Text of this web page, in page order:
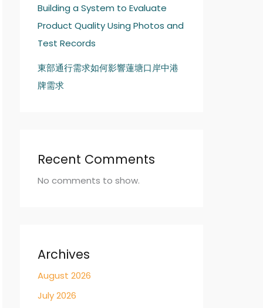
Building a System to Evaluate
Product Quality Using Photos and
Test Records
東部通行需求如何影響蓮塘口岸中港
牌需求
Recent Comments
No comments to show.
Archives
August 2026
July 2026